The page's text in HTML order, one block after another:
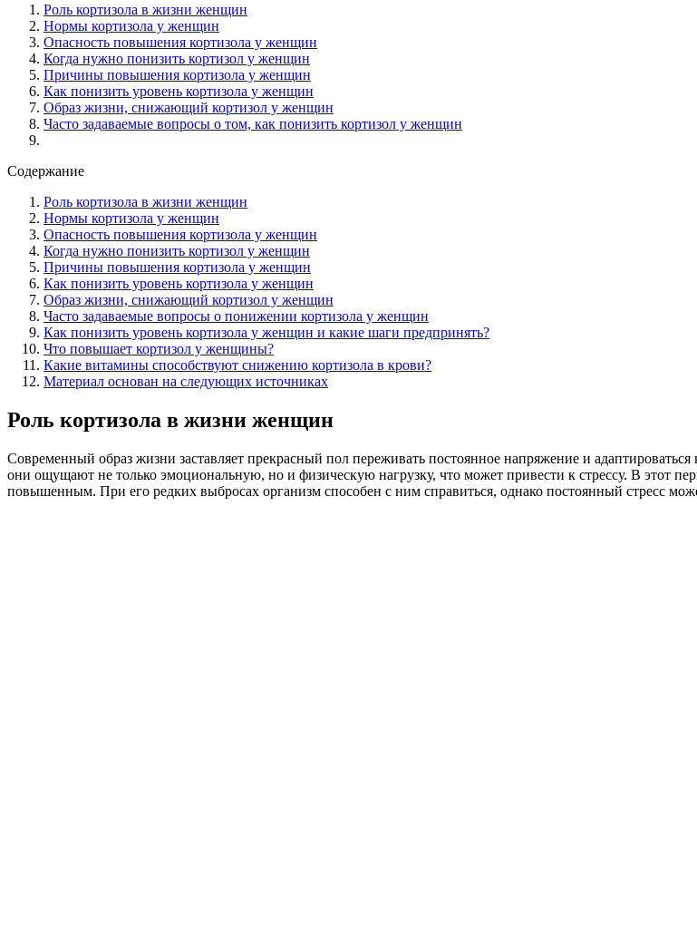
Роль кортизола в жизни женщин
Нормы кортизола у женщин
Опасность повышения кортизола у женщин
Когда нужно понизить кортизол у женщин
Причины повышения кортизола у женщин
Как понизить уровень кортизола у женщин
Образ жизни, снижающий кортизол у женщин
Часто задаваемые вопросы о том, как понизить кортизол у женщин
Содержание
Роль кортизола в жизни женщин
Нормы кортизола у женщин
Опасность повышения кортизола у женщин
Когда нужно понизить кортизол у женщин
Причины повышения кортизола у женщин
Как понизить уровень кортизола у женщин
Образ жизни, снижающий кортизол у женщин
Часто задаваемые вопросы о понижении кортизола у женщин
Как понизить уровень кортизола у женщин и какие шаги предпринять?
Что повышает кортизол у женщины?
Какие витамины способствуют снижению кортизола в крови?
Материал основан на следующих источниках
Роль кортизола в жизни женщин
Современный образ жизни заставляет прекрасный пол переживать постоянное напряжение и
они ощущают не только эмоциональную, но и физическую нагрузку, что может привести к стрессу. В этот
повышенным. При его редких выбросах организм способен с ним справиться, однако постоянный стресс